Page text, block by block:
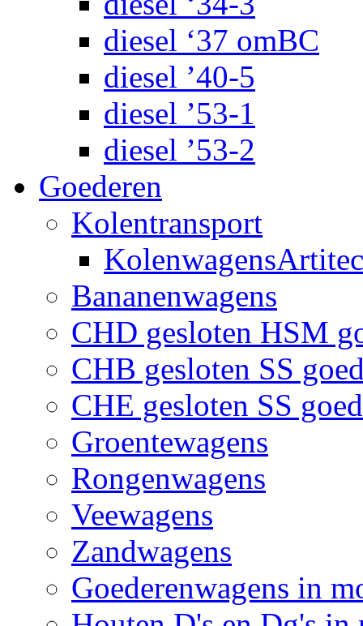
diesel ‘37 omBC
diesel ’40-5
diesel ’53-1
diesel ’53-2
Goederen
Kolentransport
KolenwagensArtitec
Bananenwagens
CHD gesloten HSM
CHB gesloten SS
CHE gesloten SS
Groentewagens
Rongenwagens
Veewagens
Zandwagens
Goederenwagens in